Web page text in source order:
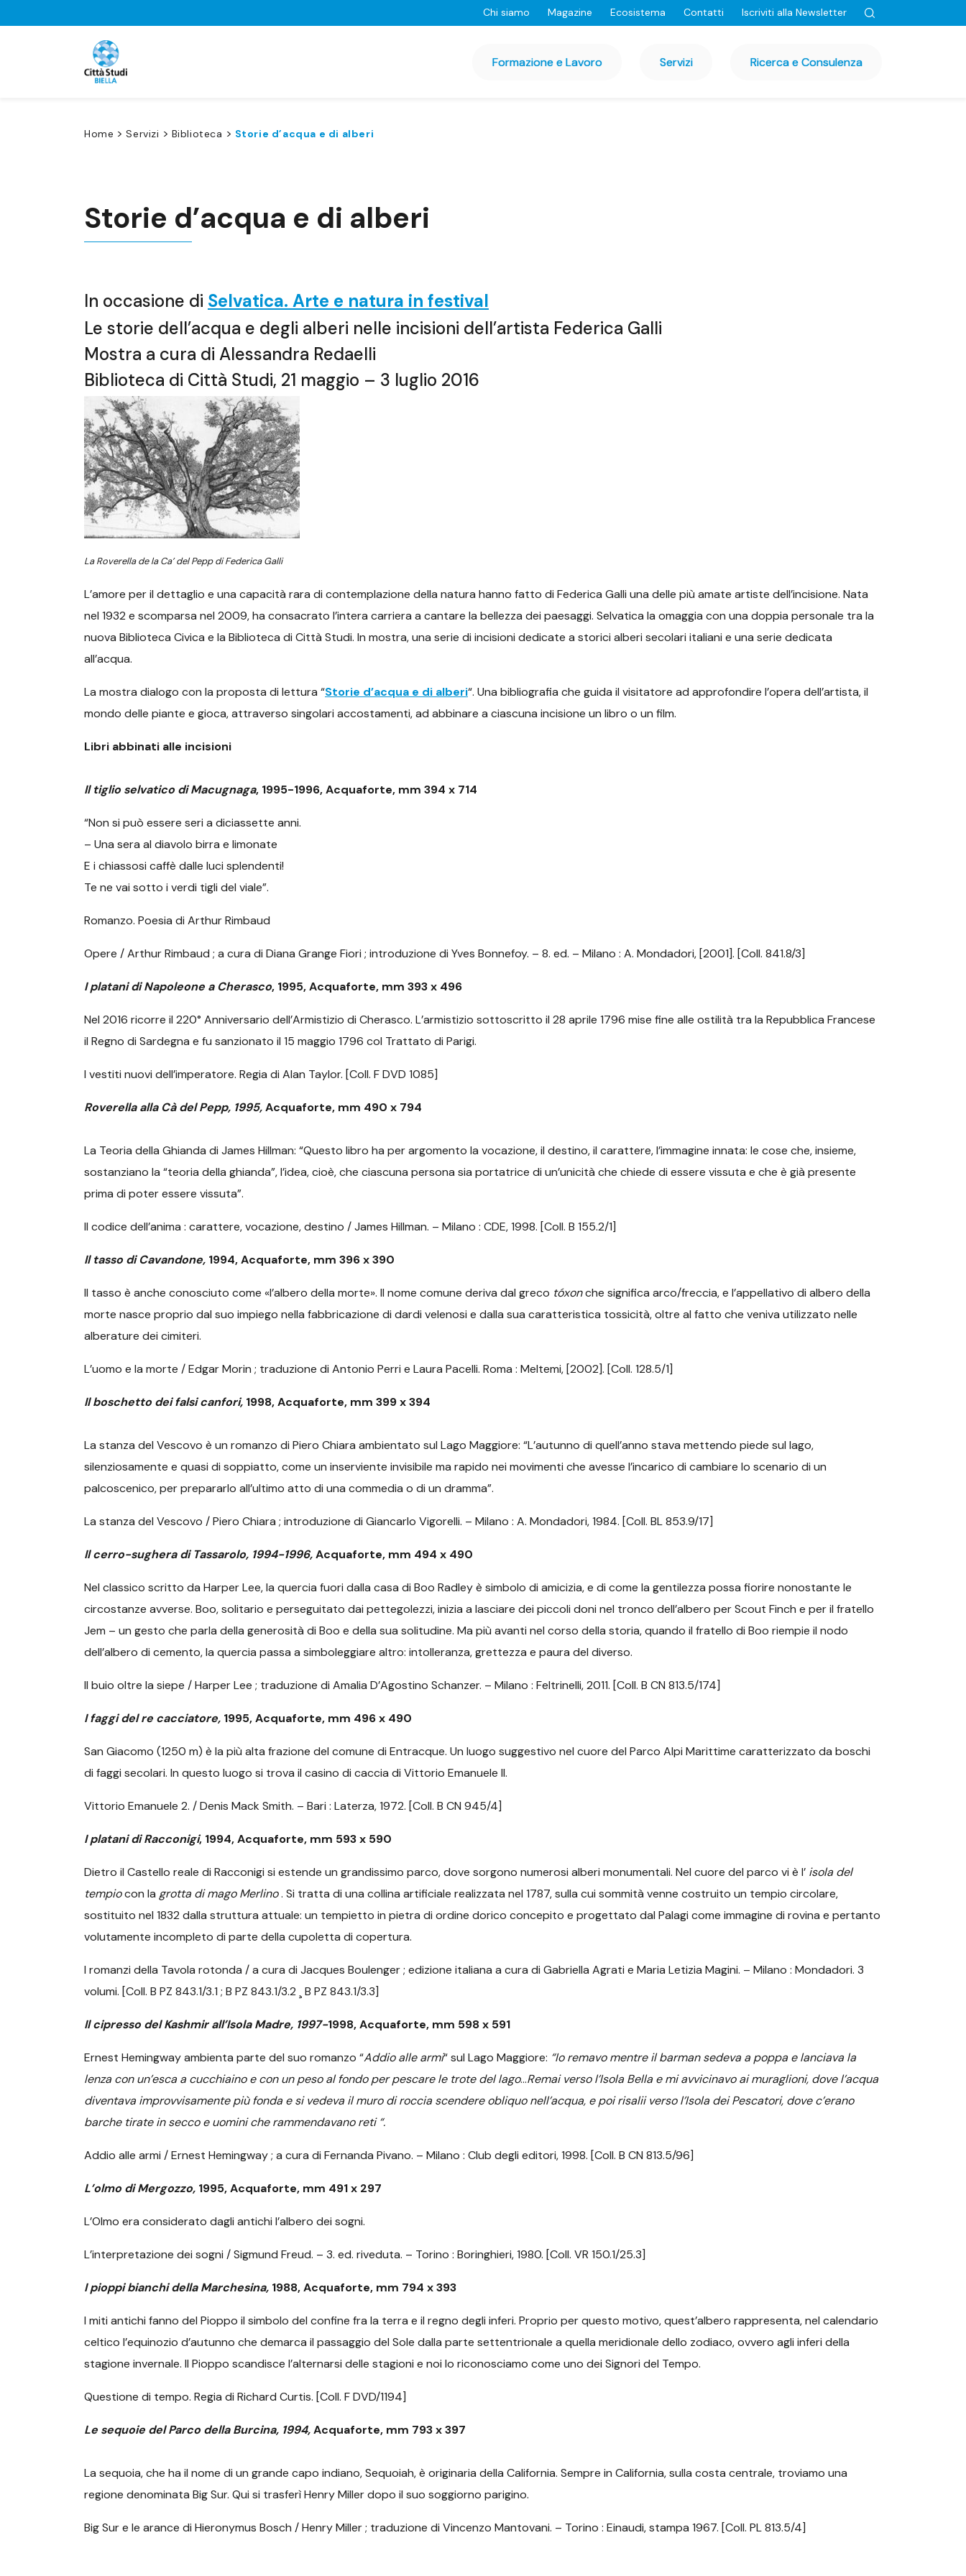
Chi siamo Magazine Ecosistema Contatti Iscriviti alla Newsletter
Formazione e Lavoro Servizi Ricerca e Consulenza
Home >Servizi > Biblioteca > Storie d’acqua e di alberi
Storie d’acqua e di alberi
In occasione di Selvatica. Arte e natura in festival
Le storie dell’acqua e degli alberi nelle incisioni dell’artista Federica Galli
Mostra a cura di Alessandra Redaelli
Biblioteca di Città Studi, 21 maggio – 3 luglio 2016
La Roverella de la Ca’ del Pepp di Federica Galli
L’amore per il dettaglio e una capacità rara di contemplazione della natura hanno fatto di Federica Galli una delle più amate artiste dell’incisione. Nata
nel 1932 e scomparsa nel 2009, ha consacrato l’intera carriera a cantare la bellezza dei paesaggi. Selvatica la omaggia con una doppia personale tra la
nuova Biblioteca Civica e la Biblioteca di Città Studi. In mostra, una serie di incisioni dedicate a storici alberi secolari italiani e una serie dedicata
all’acqua.
La mostra dialogo con la proposta di lettura “Storie d’acqua e di alberi“. Una bibliografia che guida il visitatore ad approfondire l’opera dell’artista, il
mondo delle piante e gioca, attraverso singolari accostamenti, ad abbinare a ciascuna incisione un libro o un film.
Libri abbinati alle incisioni
Il tiglio selvatico di Macugnaga, 1995-1996, Acquaforte, mm 394 x 714
“Non si può essere seri a diciassette anni.
– Una sera al diavolo birra e limonate
E i chiassosi caffè dalle luci splendenti!
Te ne vai sotto i verdi tigli del viale”.
Romanzo. Poesia di Arthur Rimbaud
Opere / Arthur Rimbaud ; a cura di Diana Grange Fiori ; introduzione di Yves Bonnefoy. – 8. ed. – Milano : A. Mondadori, [2001]. [Coll. 841.8/3]
I platani di Napoleone a Cherasco, 1995, Acquaforte, mm 393 x 496
Nel 2016 ricorre il 220° Anniversario dell’Armistizio di Cherasco. L’armistizio sottoscritto il 28 aprile 1796 mise fine alle ostilità tra la Repubblica Francese
il Regno di Sardegna e fu sanzionato il 15 maggio 1796 col Trattato di Parigi.
I vestiti nuovi dell’imperatore. Regia di Alan Taylor. [Coll. F DVD 1085]
Roverella alla Cà del Pepp, 1995,Acquaforte, mm 490 x 794
La Teoria della Ghianda di James Hillman: “Questo libro ha per argomento la vocazione, il destino, il carattere, l’immagine innata: le cose che, insieme,
sostanziano la “teoria della ghianda”, l’idea, cioè, che ciascuna persona sia portatrice di un’unicità che chiede di essere vissuta e che è già presente
prima di poter essere vissuta”.
Il codice dell’anima : carattere, vocazione, destino / James Hillman. – Milano : CDE, 1998. [Coll. B 155.2/1]
Il tasso di Cavandone, 1994, Acquaforte, mm 396 x 390
Il tasso è anche conosciuto come «l’albero della morte». Il nome comune deriva dal greco tóxonche significa arco/freccia, e l’appellativo di albero della
morte nasce proprio dal suo impiego nella fabbricazione di dardi velenosi e dalla sua caratteristica tossicità, oltre al fatto che veniva utilizzato nelle
alberature dei cimiteri.
L’uomo e la morte / Edgar Morin ; traduzione di Antonio Perri e Laura Pacelli. Roma : Meltemi, [2002]. [Coll. 128.5/1]
Il boschetto dei falsi canfori, 1998, Acquaforte, mm 399 x 394
La stanza del Vescovo è un romanzo di Piero Chiara ambientato sul Lago Maggiore: “L’autunno di quell’anno stava mettendo piede sul lago,
silenziosamente e quasi di soppiatto, come un inserviente invisibile ma rapido nei movimenti che avesse l’incarico di cambiare lo scenario di un
palcoscenico, per prepararlo all’ultimo atto di una commedia o di un dramma”.
La stanza del Vescovo / Piero Chiara ; introduzione di Giancarlo Vigorelli. – Milano : A. Mondadori, 1984. [Coll. BL 853.9/17]
Il cerro-sughera di Tassarolo, 1994-1996,Acquaforte, mm 494 x 490
Nel classico scritto da Harper Lee, la quercia fuori dalla casa di Boo Radley è simbolo di amicizia, e di come la gentilezza possa fiorire nonostante le
circostanze avverse. Boo, solitario e perseguitato dai pettegolezzi, inizia a lasciare dei piccoli doni nel tronco dell’albero per Scout Finch e per il fratello
Jem – un gesto che parla della generosità di Boo e della sua solitudine. Ma più avanti nel corso della storia, quando il fratello di Boo riempie il nodo
dell’albero di cemento, la quercia passa a simboleggiare altro: intolleranza, grettezza e paura del diverso.
Il buio oltre la siepe / Harper Lee ; traduzione di Amalia D’Agostino Schanzer. – Milano : Feltrinelli, 2011. [Coll. B CN 813.5/174]
I faggi del re cacciatore, 1995, Acquaforte, mm 496 x 490
San Giacomo (1250 m) è la più alta frazione del comune di Entracque. Un luogo suggestivo nel cuore del Parco Alpi Marittime caratterizzato da boschi
di faggi secolari. In questo luogo si trova il casino di caccia di Vittorio Emanuele II.
Vittorio Emanuele 2. / Denis Mack Smith. – Bari : Laterza, 1972. [Coll. B CN 945/4]
I platani di Racconigi, 1994, Acquaforte, mm 593 x 590
Dietro il Castello reale di Racconigi si estende un grandissimo parco, dove sorgono numerosi alberi monumentali. Nel cuore del parco vi è l’ isola del
tempiocon la grotta di mago Merlino. Si tratta di una collina artificiale realizzata nel 1787, sulla cui sommità venne costruito un tempio circolare,
sostituito nel 1832 dalla struttura attuale: un tempietto in pietra di ordine dorico concepito e progettato dal Palagi come immagine di rovina e pertanto
volutamente incompleto di parte della cupoletta di copertura.
I romanzi della Tavola rotonda / a cura di Jacques Boulenger ; edizione italiana a cura di Gabriella Agrati e Maria Letizia Magini. – Milano : Mondadori. 3
volumi. [Coll. B PZ 843.1/3.1 ; B PZ 843.1/3.2 ¸ B PZ 843.1/3.3]
Il cipresso del Kashmir all’Isola Madre, 1997-1998, Acquaforte, mm 598 x 591
Ernest Hemingway ambienta parte del suo romanzo “Addio alle armi“ sul Lago Maggiore: “Io remavo mentre il barman sedeva a poppa e lanciava la
lenza con un’esca a cucchiaino e con un peso al fondo per pescare le trote del lago…Remai verso l’Isola Bella e mi avvicinavo ai muraglioni, dove l’acqua
diventava improvvisamente più fonda e si vedeva il muro di roccia scendere obliquo nell’acqua, e poi risalii verso l’Isola dei Pescatori, dove c’erano
barche tirate in secco e uomini che rammendavano reti “.
Addio alle armi / Ernest Hemingway ; a cura di Fernanda Pivano. – Milano : Club degli editori, 1998. [Coll. B CN 813.5/96]
L’olmo di Mergozzo, 1995, Acquaforte, mm 491 x 297
L’Olmo era considerato dagli antichi l’albero dei sogni.
L’interpretazione dei sogni / Sigmund Freud. – 3. ed. riveduta. – Torino : Boringhieri, 1980. [Coll. VR 150.1/25.3]
I pioppi bianchi della Marchesina, 1988, Acquaforte, mm 794 x 393
I miti antichi fanno del Pioppo il simbolo del confine fra la terra e il regno degli inferi. Proprio per questo motivo, quest’albero rappresenta, nel calendario
celtico l’equinozio d’autunno che demarca il passaggio del Sole dalla parte settentrionale a quella meridionale dello zodiaco, ovvero agli inferi della
stagione invernale. Il Pioppo scandisce l’alternarsi delle stagioni e noi lo riconosciamo come uno dei Signori del Tempo.
Questione di tempo. Regia di Richard Curtis. [Coll. F DVD/1194]
Le sequoie del Parco della Burcina, 1994,Acquaforte, mm 793 x 397
La sequoia, che ha il nome di un grande capo indiano, Sequoiah, è originaria della California. Sempre in California, sulla costa centrale, troviamo una
regione denominata Big Sur. Qui si trasferì Henry Miller dopo il suo soggiorno parigino.
Big Sur e le arance di Hieronymus Bosch / Henry Miller ; traduzione di Vincenzo Mantovani. – Torino : Einaudi, stampa 1967. [Coll. PL 813.5/4]